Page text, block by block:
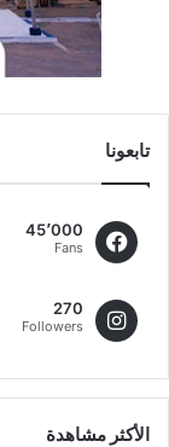
تابعونا
45٬000
Fans
270
Followers
الأكثر مشاهدة